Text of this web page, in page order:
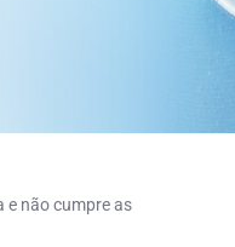
e não cumpre as